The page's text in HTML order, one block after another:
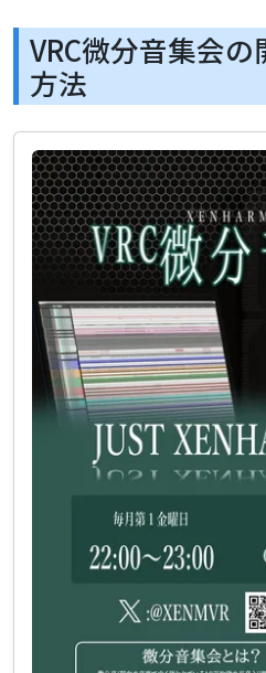
VRC微分音集会
方法